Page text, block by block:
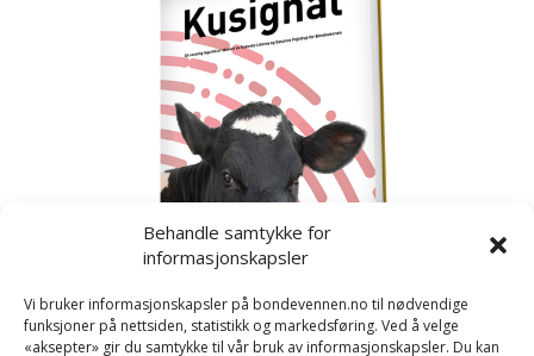
Behandle samtykke for
informasjonskapsler
Vi bruker informasjonskapsler på bondevennen.no til nødvendige
funksjoner på nettsiden, statistikk og markedsføring. Ved å velge
«aksepter» gir du samtykke til vår bruk av informasjonskapsler. Du kan